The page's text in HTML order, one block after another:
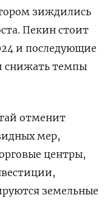
зиждились
Пекин стоит
и последующие
снижать темпы
отменит
мер,
центры,
земельные